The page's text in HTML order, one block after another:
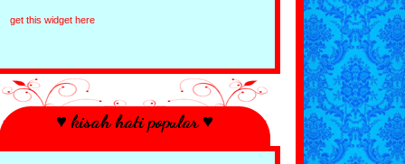
Menu Minum Petang Katanya ......
Pencapaian Luar Biasa View 100,000
Fear Factor Yang Mengerunkan
Dapat Telinga Gajah
Lagu Khas Buat Wanita
get this widget here
♥ kisah hati popular ♥